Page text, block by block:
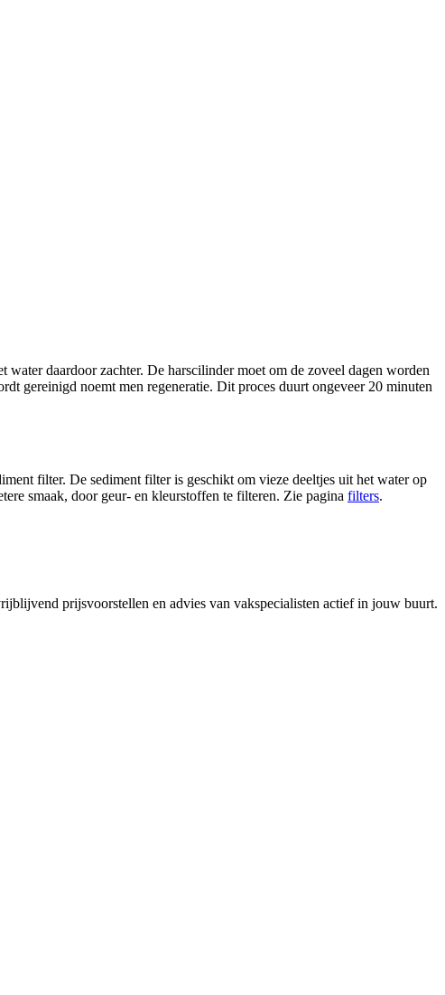
daardoor zachter. De harscilinder moet om de zoveel dagen worden
gereinigd noemt men regeneratie. Dit proces duurt ongeveer 20 minuten
filter. De sediment filter is geschikt om vieze deeltjes uit het water op
smaak, door geur- en kleurstoffen te filteren. Zie pagina filters.
prijsvoorstellen en advies van vakspecialisten actief in jouw buurt.